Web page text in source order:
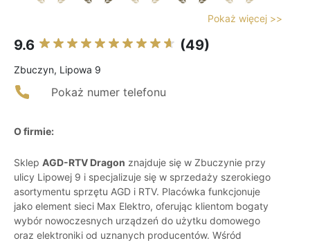
Pokaż więcej >>
9.6 (49)
Zbuczyn, Lipowa 9
Pokaż numer telefonu
O firmie:
Sklep AGD-RTV Dragon znajduje się w Zbuczynie przy
ulicy Lipowej 9 i specjalizuje się w sprzedaży szerokiego
asortymentu sprzętu AGD i RTV. Placówka funkcjonuje
jako element sieci Max Elektro, oferując klientom bogaty
wybór nowoczesnych urządzeń do użytku domowego
oraz elektroniki od uznanych producentów. Wśród